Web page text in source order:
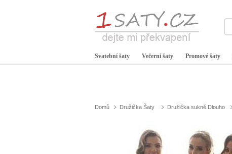
Svatební šaty Večerní šaty Promové šaty
Domů Družička Šaty Družička sukně Dlouho